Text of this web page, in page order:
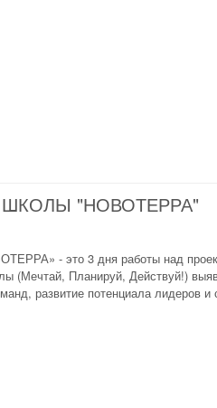
"НОВОТЕРРА"
- это 3 дня работы над
(Мечтай, Планируй, Действуй!)
развитие потенциала лидеров